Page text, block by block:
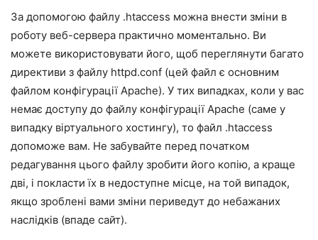
За допомогою файлу .htaccess можна внести зміни в
роботу веб-сервера практично моментально. Ви
можете використовувати його, щоб переглянути багато
директиви з файлу httpd.conf (цей файл є основним
файлом конфігурації Apache). У тих випадках, коли у вас
немає доступу до файлу конфігурації Apache (саме у
випадку віртуального хостингу), то файл .htaccess
допоможе вам. Не забувайте перед початком
редагування цього файлу зробити його копію, а краще
дві, і покласти їх в недоступне місце, на той випадок,
якщо зроблені вами зміни периведут до небажаних
наслідків (впаде сайт).